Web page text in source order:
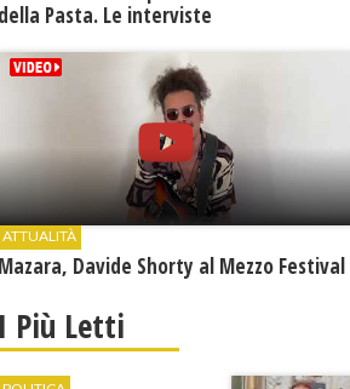
della Pasta. Le interviste
ATTUALITÀ
Mazara, Davide Shorty al Mezzo Festival
I Più Letti